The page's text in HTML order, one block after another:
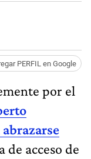
PERFIL en Google
por el
de acceso de